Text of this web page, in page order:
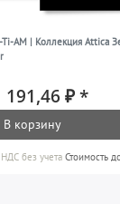
AM | Коллекция Attica
191,46 ₽ *
В корзину
НДС без учета Стоимость